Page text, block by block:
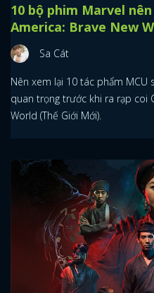
10 bộ phim Marvel
America: Brave New
Sa Cát
Nên xem lại 10 tác phẩm MCU
quan trọng trước khi ra rạp coi
World (Thế Giới Mới).